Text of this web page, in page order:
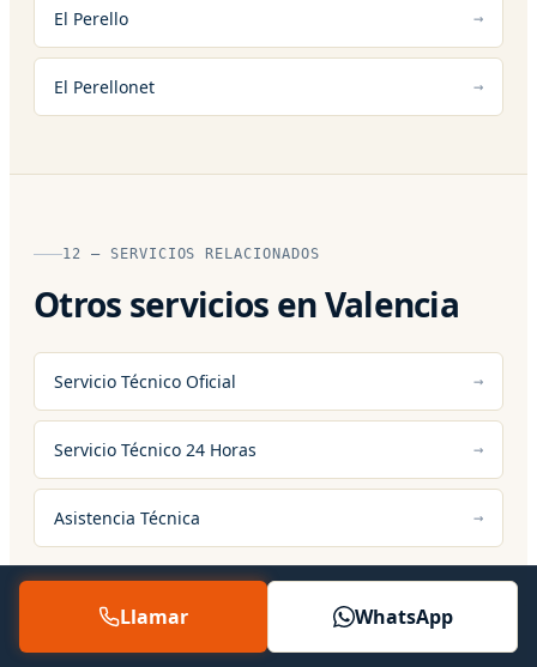
El Perello
El Perellonet
12 — SERVICIOS RELACIONADOS
Otros servicios en Valencia
Servicio Técnico Oficial
Servicio Técnico 24 Horas
Asistencia Técnica
Llamar WhatsApp